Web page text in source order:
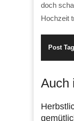
doch
Hochzeit
Post
Auch